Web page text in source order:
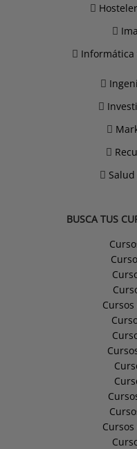
Informática
BUSCA TUS